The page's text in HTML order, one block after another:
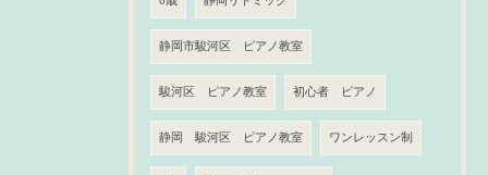
静岡市駿河区 ピアノ教室
駿河区 ピアノ教室 初心者 ピアノ
静岡 駿河区 ピアノ教室 ワンレッスン制